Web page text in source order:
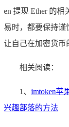
en 提现 Ether 的
易时，都要保持谨
让自己在加密货币
相关阅读：
1、 imtoken苹
兴趣部落的方法